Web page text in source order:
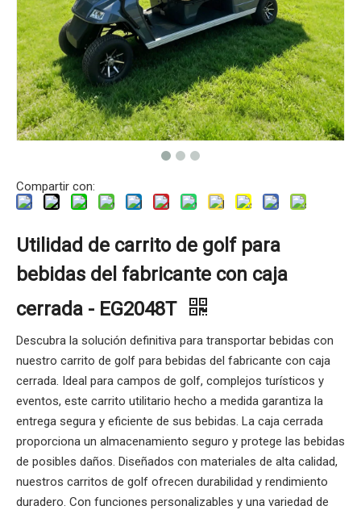
Compartir con:
Utilidad de carrito de golf para
bebidas del fabricante con caja
cerrada - EG2048T
Descubra la solución definitiva para transportar bebidas con
nuestro carrito de golf para bebidas del fabricante con caja
cerrada. Ideal para campos de golf, complejos turísticos y
eventos, este carrito utilitario hecho a medida garantiza la
entrega segura y eficiente de sus bebidas. La caja cerrada
proporciona un almacenamiento seguro y protege las bebidas
de posibles daños. Diseñados con materiales de alta calidad,
nuestros carritos de golf ofrecen durabilidad y rendimiento
duradero. Con funciones personalizables y una variedad de